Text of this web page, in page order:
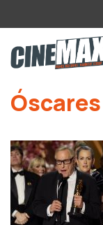
Saltar para o
Óscares